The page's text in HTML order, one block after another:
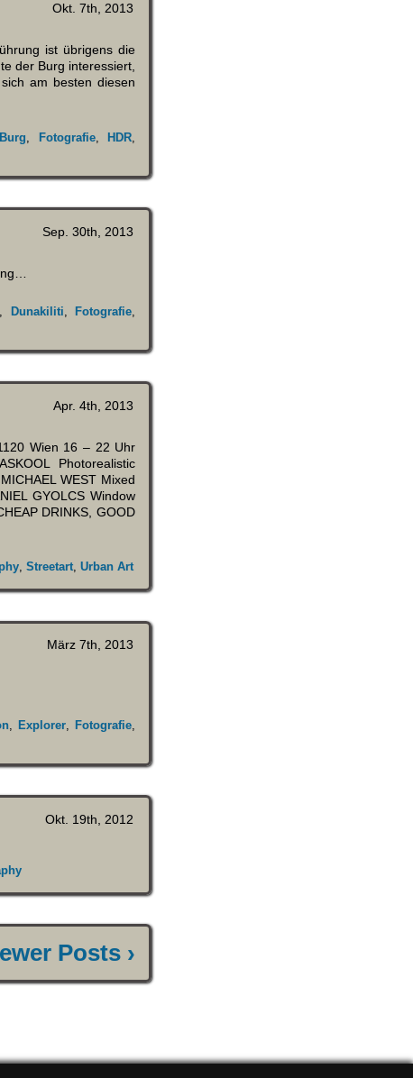
Okt. 7th, 2013
ist übrigens die
der Burg interessiert,
am besten diesen
Burg Fotografie,HDR
Sep. 30th, 2013
Dunakiliti Fotografie
Apr. 4th, 2013
Wien 16 – 22 Uhr
Photorealistic
WEST Mixed
GYOLCS Window
DRINKS, GOOD
, Streetart, Urban Art
März 7th, 2013
,Explorer ,Fotografie
Okt. 19th, 2012
Posts ›